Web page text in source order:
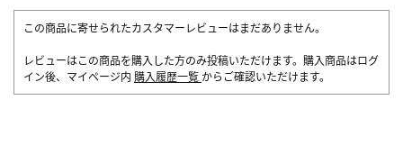
この商品に寄せられたカスタマーレビューはまだありません。
レビューはこの商品を購入した方のみ投稿いただけます。購入商品はログ
イン後、マイページ内 購入履歴一覧 からご確認いただけます。